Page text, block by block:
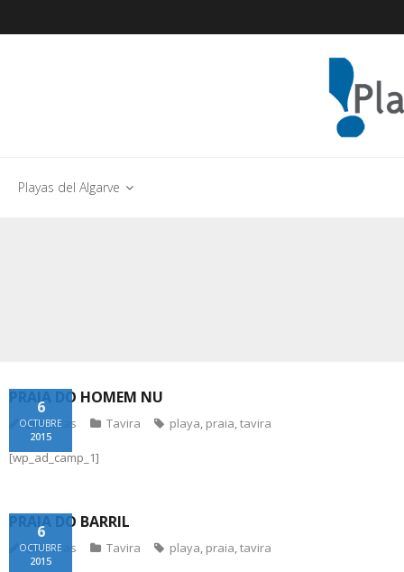
Playas del Algarve
PRAIA DO HOMEM NU
6
OCTUBRE
2015
@tacticas Tavira playa, praia,tavira
[wp_ad_camp_1]
PRAIA DO BARRIL
6
OCTUBRE
2015
@tacticas Tavira playa, praia,tavira